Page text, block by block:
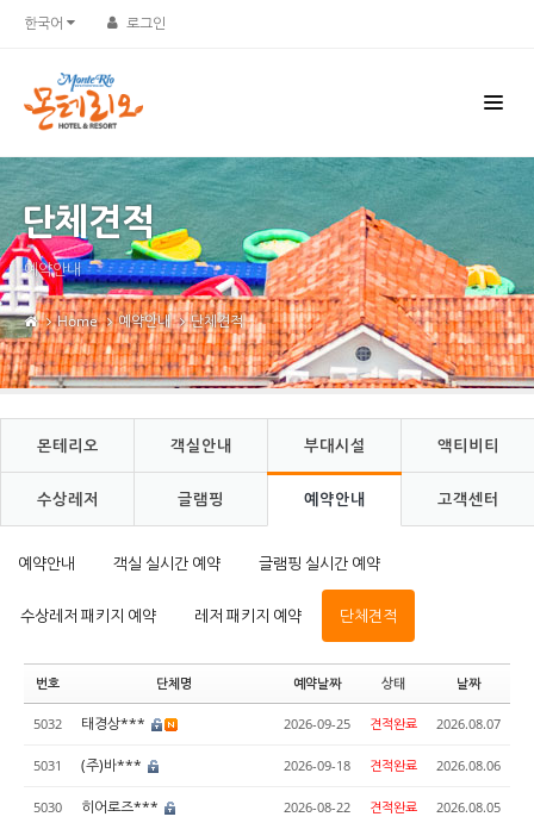
한국어 로그인
단체견적
예약안내
Home 예약안내 단체견적
몬테리오 객실안내 부대시설 액티비티
수상레저 글램핑 예약안내 고객센터
예약안내 객실 실시간 예약 글램핑 실시간 예약
수상레저 패키지 예약 레저 패키지 예약 단체견적
번호 단체명 예약날짜 상태 날짜
5032 태경상*** 2026-09-25 견적완료 2026.08.07
5031 (주)바*** 2026-09-18 견적완료 2026.08.06
5030 히어로즈*** 2026-08-22 견적완료 2026.08.05
Sketchbook5, 스케치북5